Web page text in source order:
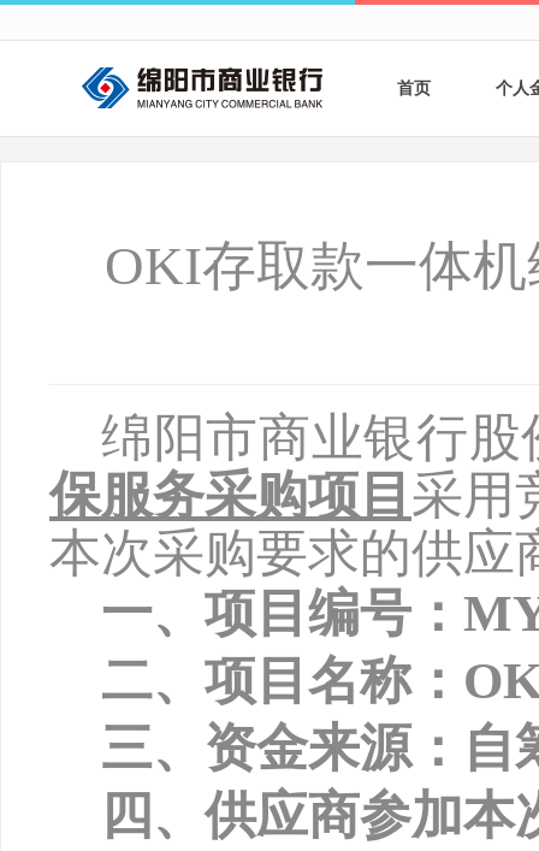
首页 个人
银
OKI存取款一体
绵阳市商业银行
保服务采购项目 采用
本次采购要求的供应
一、项目编号：
二、项目名称：
三、资金来源：自
四、供应商参加